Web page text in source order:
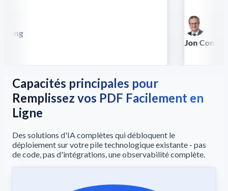
Jon Conradt
Capacités principales pour
Remplissez vos PDF Facilement en
Ligne
Des solutions d'IA complètes qui débloquent le
déploiement sur votre pile technologique existante - pas
de code, pas d'intégrations, une observabilité complète.